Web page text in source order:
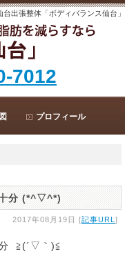
出張整体「ボディバランス仙台」
7012
プロフィール
十分 (*^▽^*)
2017年08月19日 [記事URL ]
分 ≧(´▽｀)≦